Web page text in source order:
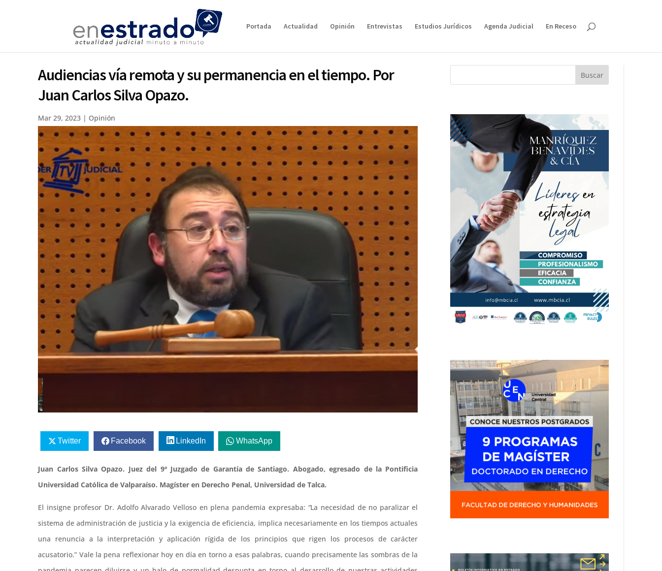
Portada Actualidad Opinión Entrevistas Estudios Jurídicos Agenda Judicial En Receso
Audiencias vía remota y su permanencia en el tiempo. Por
Juan Carlos Silva Opazo.
Mar 29, 2023 | Opinión
Twitter Facebook LinkedIn WhatsApp
Juan Carlos Silva Opazo. Juez del 9º Juzgado de Garantía de Santiago. Abogado, egresado de la Pontificia
Universidad Católica de Valparaíso. Magíster en Derecho Penal, Universidad de Talca.
El insigne profesor Dr. Adolfo Alvarado Velloso en plena pandemia expresaba: “La necesidad de no paralizar el
sistema de administración de justicia y la exigencia de eficiencia, implica necesariamente en los tiempos actuales
una renuncia a la interpretación y aplicación rígida de los principios que rigen los procesos de carácter
acusatorio.” Vale la pena reflexionar hoy en día en torno a esas palabras, cuando precisamente las sombras de la